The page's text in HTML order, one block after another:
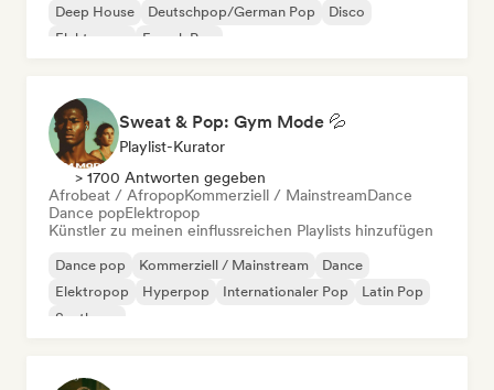
Deep House
Deutschpop/German Pop
Disco
Elektropop
French Pop
Sweat & Pop: Gym Mode 💦
Playlist-Kurator
> 1700 Antworten gegeben
Afrobeat / AfropopKommerziell / MainstreamDance
Dance popElektropop
Künstler zu meinen einflussreichen Playlists hinzufügen
Dance pop Kommerziell / Mainstream
Dance
Elektropop
Hyperpop Internationaler Pop
Latin Pop
Synthpop